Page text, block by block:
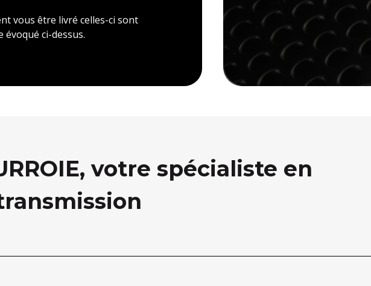
vous être livré celles-ci sont
ci-dessus.
votre spécialiste en